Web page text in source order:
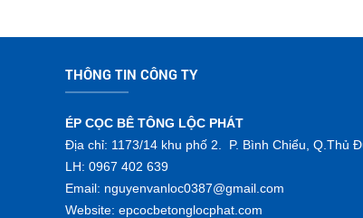
THÔNG TIN CÔNG TY
ÉP CỌC BÊ TÔNG LỘC PHÁT
Địa chỉ: 1173/14 khu phố 2. P. Bình Chiểu, Q.Thủ
LH: 0967 402 639
Email: nguyenvanloc0387@gmail.com
Website: epcocbetonglocphat.com